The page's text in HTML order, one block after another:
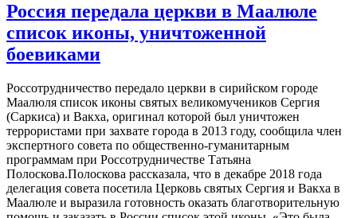
Россия передала церкви в Маалюле
список иконы, уничтоженной
боевиками
Россотрудничество передало церкви в сирийском городе
Маалюля список иконы святых великомучеников Сергия
(Саркиса) и Вакха, оригинал которой был уничтожен
террористами при захвате города в 2013 году, сообщила член
экспертного совета по общественно-гуманитарным
программам при Россотрудничестве Татьяна
Полоскова.Полоскова рассказала, что в декабре 2018 года
делегация совета посетила Церковь святых Сергия и Вакха в
Маалюле и выразила готовность оказать благотворительную